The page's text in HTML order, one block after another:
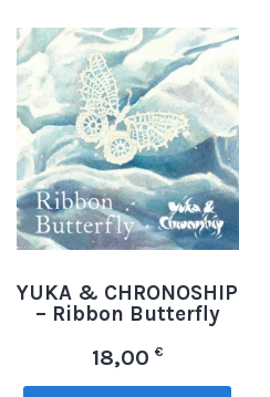
YUKA & CHRONOSHIP
– Ribbon Butterfly
18,00 €